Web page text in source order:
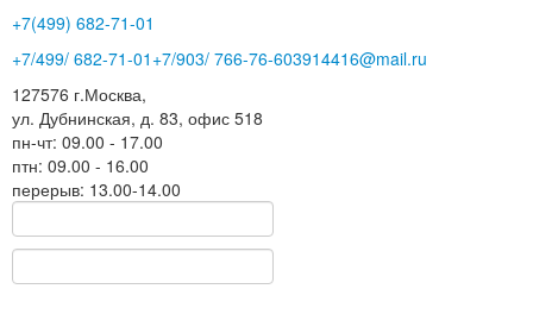
+7(499) 682-71-01
+7/499/ 682-71-01 +7/903/ 766-76-603914416@mail.ru
127576 г.Москва,
ул. Дубнинская, д. 83, офис 518
пн-чт: 09.00 - 17.00
птн: 09.00 - 16.00
перерыв: 13.00-14.00